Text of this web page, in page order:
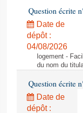
Dossiers législatifs
Budget et sécurité
Questions écrites
Comptes rendus
Question écrite
Date de
dépôt :
04/08/2026
logement -
du nom du
Question écrite
Date de
dépôt :